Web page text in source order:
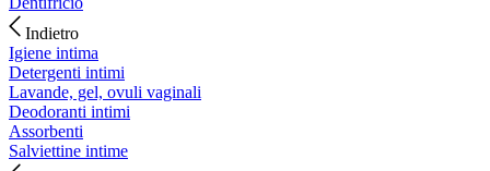
Indietro
Igiene intima
Detergenti intimi
Lavande, gel, ovuli vaginali
Deodoranti intimi
Assorbenti
Salviettine intime